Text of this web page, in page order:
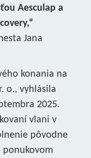
Aesculap a
Jana
konania na
o., vyhlásila
2025.
vlani v
pôvodne
ponukovom